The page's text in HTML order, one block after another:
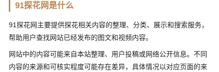
91探花网是什么
91探花网主要提供探花相关内容的整理、分类、展示和搜索服务，
帮助用户查找网站已经发布的图文和视频内容。
网站中的内容可能来自本站整理、用户投稿或网络公开信息。不同
内容的来源和可核实程度可能存在差异，具体情况以对应页面的来